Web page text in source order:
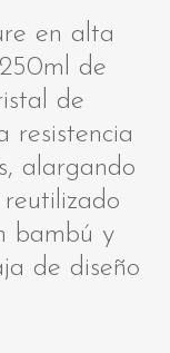
en alta
de
de
resistencia
alargando
bambú y
de diseño